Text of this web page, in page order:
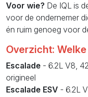
Voor wie? De IQL is
voor de ondernemer
én ruim genoeg voor
Overzicht:
Escalade - 6.2L V8,
origineel
Escalade ESV - 6.2L